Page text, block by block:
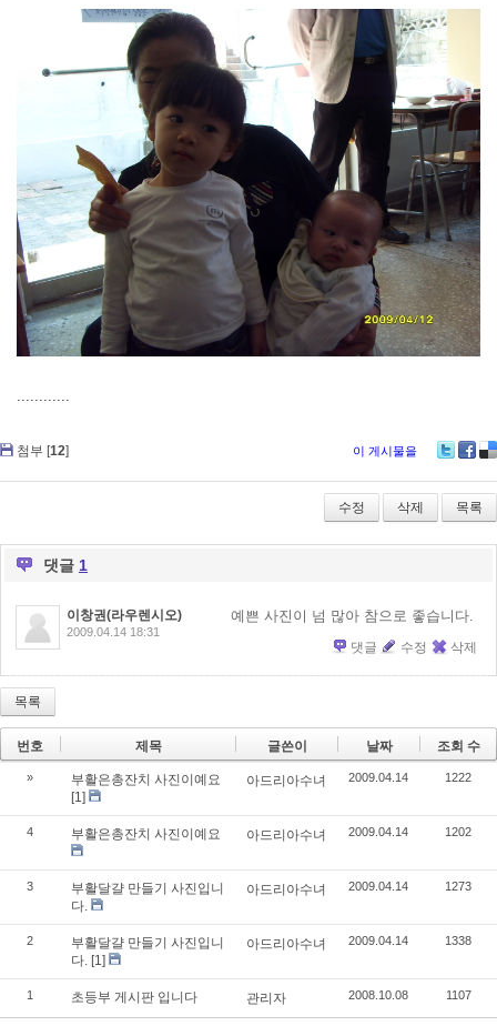
............
첨부 [12] 이 게시물을
수정 삭제 목록
댓글 1
이창권(라우렌시오)
2009.04.14 18:31
예쁜 사진이 넘 많아 참으로 좋습니다.
댓글 수정 삭제
목록
번호 제목 글쓴이 날짜 조회 수
»
부활은총잔치 사진이예요
[1]
아드리아수녀 2009.04.14 1222
4 부활은총잔치 사진이예요 아드리아수녀 2009.04.14 1202
3
부활달걀 만들기 사진입니
다.
아드리아수녀 2009.04.14 1273
2
부활달걀 만들기 사진입니
다. [1]
아드리아수녀 2009.04.14 1338
1 초등부 게시판 입니다 관리자 2008.10.08 1107